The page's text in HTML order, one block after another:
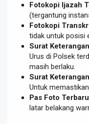
Fotokopi Ijazah
(tergantung
Fotokopi
tidak untuk posisi
Surat
Urus di Polsek
masih berlaku.
Surat
Untuk
Pas Foto
latar belakang